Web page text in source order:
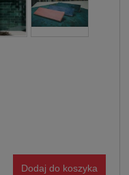
Dodaj do koszyka